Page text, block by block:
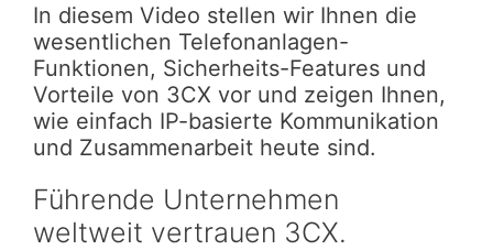
In diesem Video stellen wir Ihnen die
wesentlichen Telefonanlagen-
Funktionen, Sicherheits-Features und
Vorteile von 3CX vor und zeigen Ihnen,
wie einfach IP-basierte Kommunikation
und Zusammenarbeit heute sind.
Führende Unternehmen
weltweit vertrauen 3CX.